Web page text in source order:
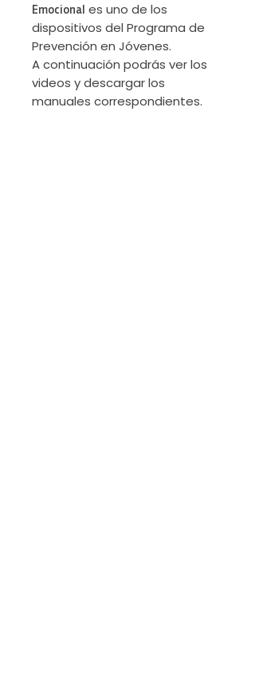
Emocional es uno de los
dispositivos del Programa de
Prevención en Jóvenes.
A continuación podrás ver los
videos y descargar los
manuales correspondientes.